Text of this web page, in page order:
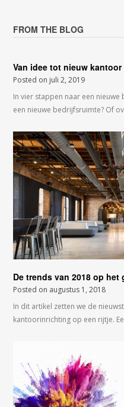
FROM THE BLOG
Van idee tot nieuw kantoor
Posted on juli 2, 2019
In vier stappen naar een
een nieuwe bedrijfsruimte? Of
De trends van 2018 op
Posted on augustus 1, 2018
In dit artikel zetten we de
kantoorinrichting op een rijtje.